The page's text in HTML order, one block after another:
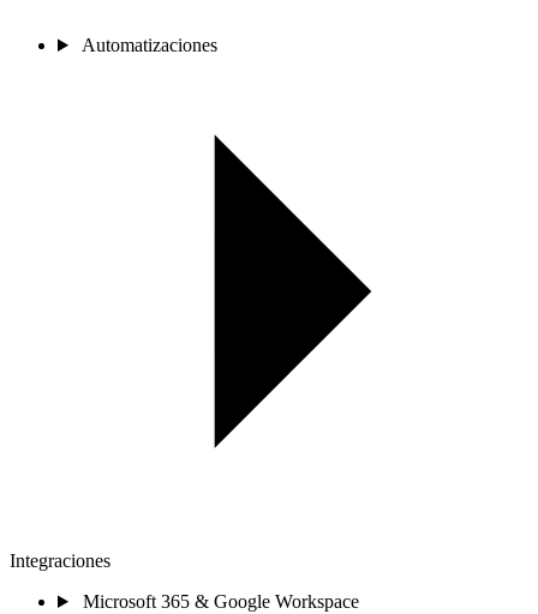
Automatizaciones
Integraciones
Microsoft 365 & Google Workspace